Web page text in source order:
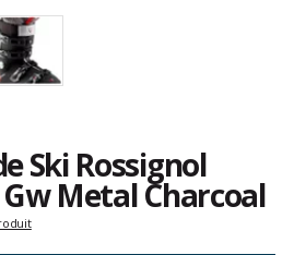
Ski Rossignol
Metal Charcoal